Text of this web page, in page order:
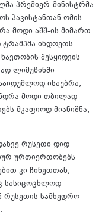
პრემიერ-მინისტრმა
პაკისტანთან ომის
მოდი აშშ-ის მიმართ
ინდოეთს
შესყიდვის
ლიმუზინში
ისაუბრა,
მოდი თბილად
მკაფიოდ მიანიშნა,
რუსეთი დიდ
ურთიერთობებს
კი ჩინეთთან,
სასიცოცხლოდ
რუსეთის სამხედრო